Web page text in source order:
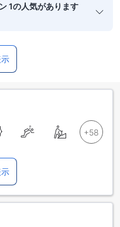
1の人気があります